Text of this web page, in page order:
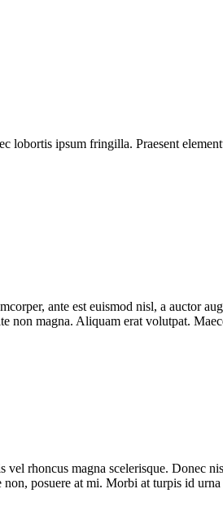
lobortis ipsum fringilla. Praesent
ante est euismod nisl, a auctor
magna. Aliquam erat volutpat.
rhoncus magna scelerisque. Donec
posuere at mi. Morbi at turpis id